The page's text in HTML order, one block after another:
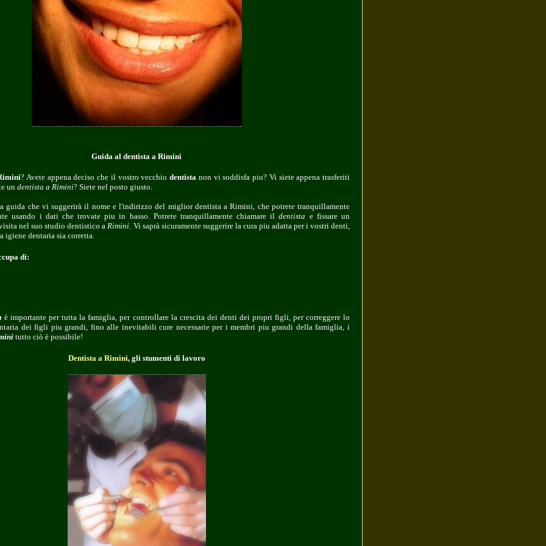
Guida al dentista a Rimini
? Avete appena deciso che il vostro vecchio dentista non vi soddisfa piu? Vi siete appena trasferiti
un dentista a Rimini? Siete nel posto giusto.
guida che vi suggerirà il nome e l'indirizzo del miglior dentista a Rimini, che potrete tranquillamente
usando i dati che trovate piu in basso. Potrete tranquillamente chiamare ildentista e fissare un
nel suo studio dentistico a Rimini. Vi saprà sicuramente suggerire la cura piu adatta per i vostri denti,
igiene dentaria sia corretta.
di:
è importante per tutta la famiglia, per controllare la crescita dei denti dei propri figli, per correggere lo
dei figli piu grandi, fino alle inevitabili cure necessarie per i membri piu grandi della famiglia, i
tutto ciò è possibile!
Dentista a Rimini, gli stumenti di lavoro